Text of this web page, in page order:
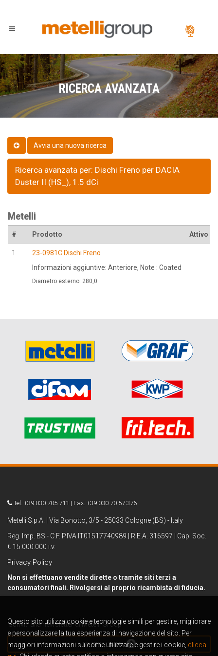
RICERCA AVANZATA
Ricerca avanzata per: Dischi Freno per DACIA
Duster II (HS_), 1.5 dCi
Metelli
# Prodotto Attivo
1
23-0981C Dischi Freno
Informazioni aggiuntive: Anteriore, Note : Coated
Diametro esterno: 280,0
Tel: +39 030 705 711 | Fax: +39 030 70 57 376
Metelli S.p.A. | Via Bonotto, 3/5 - 25033 Cologne (BS) - Italy
Reg. Imp. BS - C.F. P.IVA IT01517740989 | R.E.A. 316597 | Cap. Soc.
€ 15.000.000 i.v.
Privacy Policy
Non si effettuano vendite dirette o tramite siti terzi a
consumatori finali. Rivolgersi al proprio ricambista di fiducia.
Iscriviti alla newsletter di Metelli Group
REGISTRATI
Questo sito utilizza cookie e tecnologie simili per gestire, migliorare
e personalizzare la tua esperienza di navigazione del sito. Per
maggiori informazioni su come utilizzare e gestire i cookie, clicca